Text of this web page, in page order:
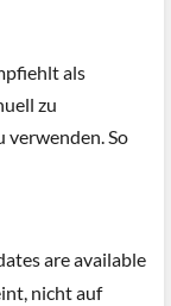
als
zu
verwenden. So
are available
nicht auf